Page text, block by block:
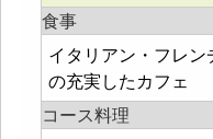
食事
イタリアン・フレン
の充実したカフェ
コース料理